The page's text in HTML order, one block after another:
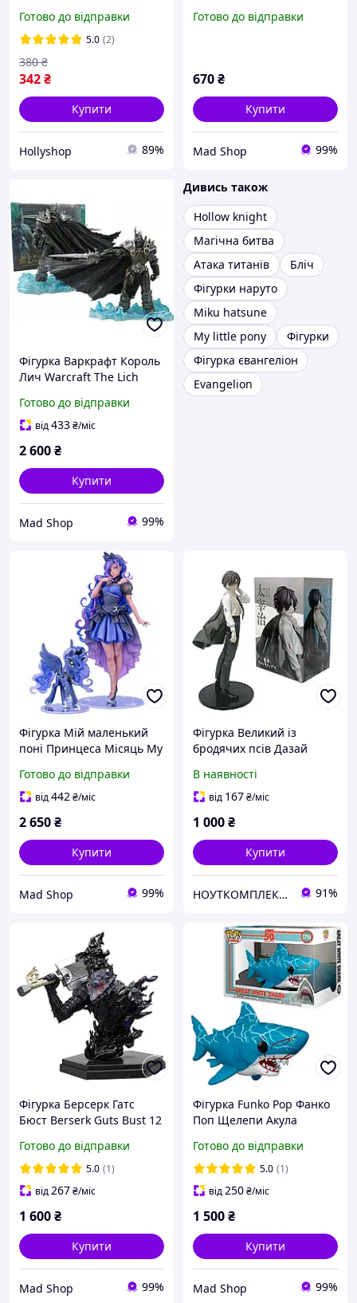
Готово до відправки
5.0 (2)
342₴
380 ₴
Купити
Hollyshop 89%
Готово до відправки
670₴
Купити
Mad Shop 99%
Фігурка Варкрафт Король
Лич Warcraft The Lich
Готово до відправки
від433₴/міс
2 600₴
Купити
Mad Shop 99%
Дивись також
Hollow knight
Магічна битва
Атака титанів
Бліч
Фігурки наруто
Miku hatsune
My little pony
Фігурки
Фігурка євангеліон
Evangelion
Фігурка Мій маленький
поні Принцеса Місяць My
25 см CH MLP PL 25
Готово до відправки
від442₴/міс
2 650₴
Купити
Mad Shop 99%
Фігурка Великий із
бродячих псів Дазай
Dazai Osamu 22 см
В наявності
від 167₴/міс
1 000₴
Купити
НОУТКОМПЛЕКТ - гаджети та аксесуари 91%
Фігурка Берсерк Гатс
Бюст Berserk Guts Bust 12
Готово до відправки
5.0 (1)
від267₴/міс
1 600₴
Купити
Mad Shop 99%
Фігурка Funko Pop Фанко
Поп Щелепи Акула
біла Акула 15см FP Movies
J 1754
Готово до відправки
5.0 (1)
від250₴/міс
1 500₴
Купити
Mad Shop 99%